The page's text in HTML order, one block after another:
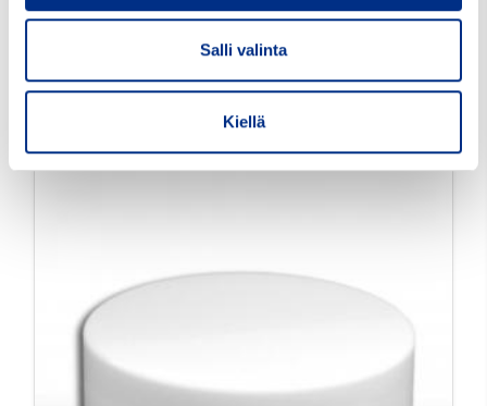
Salli valinta
Kiellä
253806